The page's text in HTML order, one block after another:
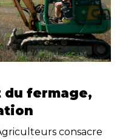
fermage,
consacre